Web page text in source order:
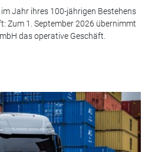
Jahr ihres 100-jährigen Bestehens
Zum 1. September 2026 übernimmt
das operative Geschäft.